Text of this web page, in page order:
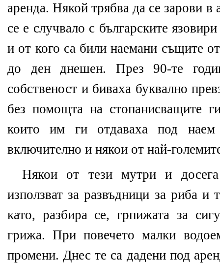
аренда. Някой трябва да се зарови в
се е случвало с българските
и от кого са били наемани същите
до ден днешен. През 90-те
собственост и биваха буквално
без помощта на стопанисващите
които им ги отдаваха под
включително и някои от най-
Някои от тези мутри и
използват за развъдници за риба и
като, разбира се, грпижата за
грижа. При повечето малки
промени. Днес те са дадени под